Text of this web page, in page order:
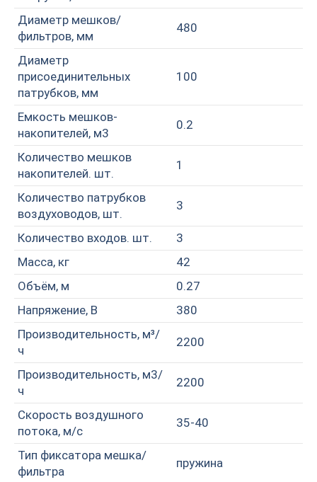
Диаметр мешков/
фильтров, мм
480
Диаметр
присоединительных
патрубков, мм
100
Емкость мешков-
накопителей, м3
0.2
Количество мешков
накопителей. шт.
1
Количество патрубков
воздуховодов, шт.
3
Количество входов. шт.
3
Масса, кг
42
Объём, м
0.27
Напряжение, В
380
Производительность, м³/
ч
2200
Производительность, м3/
ч
2200
Скорость воздушного
потока, м/с
35-40
Тип фиксатора мешка/
фильтра
пружина